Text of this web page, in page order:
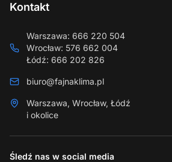
Kontakt
Warszawa: 666 220 504
Wrocław: 576 662 004
Łódź: 666 202 826
biuro@fajnaklima.pl
Warszawa, Wrocław, Łódź
i okolice
Śledź nas w social media